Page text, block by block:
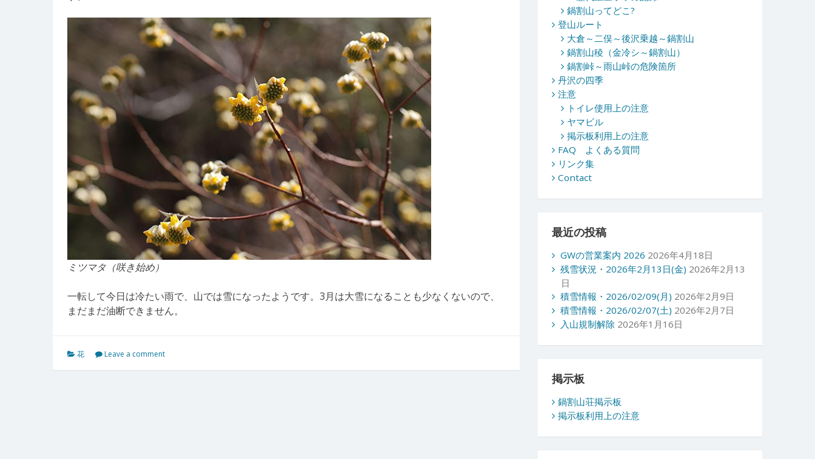
ミツマタ（咲き始め）
一転して今日は冷たい雨で、山では雪になったようです。3月は大雪になることも少なくないので、
まだまだ油断できません。
花 Leave a comment
鍋割山ってどこ?
登山ルート
大倉～二俣～後沢乗越～鍋割山
鍋割山稜（金冷シ～鍋割山）
鍋割峠～雨山峠の危険箇所
丹沢の四季
注意
トイレ使用上の注意
ヤマビル
掲示板利用上の注意
FAQ よくある質問
リンク集
Contact
最近の投稿
GWの営業案内 2026 2026年4月18日
残雪状況・2026年2月13日(金) 2026年2月13
日
積雪情報・2026/02/09(月) 2026年2月9日
積雪情報・2026/02/07(土) 2026年2月7日
入山規制解除 2026年1月16日
掲示板
鍋割山荘掲示板
掲示板利用上の注意